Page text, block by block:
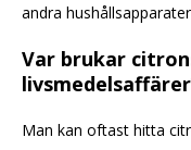
andra
Var brukar
Man kan oftast hitta